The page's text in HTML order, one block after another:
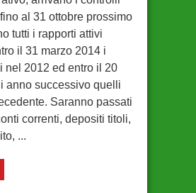
al 31 ottobre prossimo
tutti i rapporti attivi
il 31 marzo 2014 i
nel 2012 ed entro il 20
anno successivo quelli
Saranno passati
correnti, depositi titoli,
...